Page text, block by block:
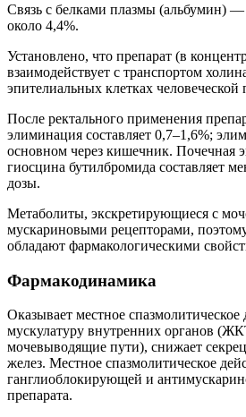
Связь с белками плазмы (альбумин) —
около 4,4%.
Установлено, что препарат (в
взаимодействует с транспортом
эпителиальных клетках человеческой
После ректального применения
элиминация составляет 0,7–1,6%;
основном через кишечник. Почечная
гиосцина бутилбромида составляет
дозы.
Метаболиты, экскретирующиеся с
мускариновыми рецепторами,
обладают фармакологическими
Фармакодинамика
Оказывает местное спазмолитическое
мускулатуру внутренних органов
мочевыводящие пути), снижает
желез. Местное спазмолитическое
ганглиоблокирующей и
препарата.